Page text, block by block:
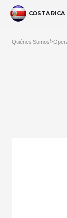
メインコンテンツに
COSTA RICA
Quiénes Somos/>